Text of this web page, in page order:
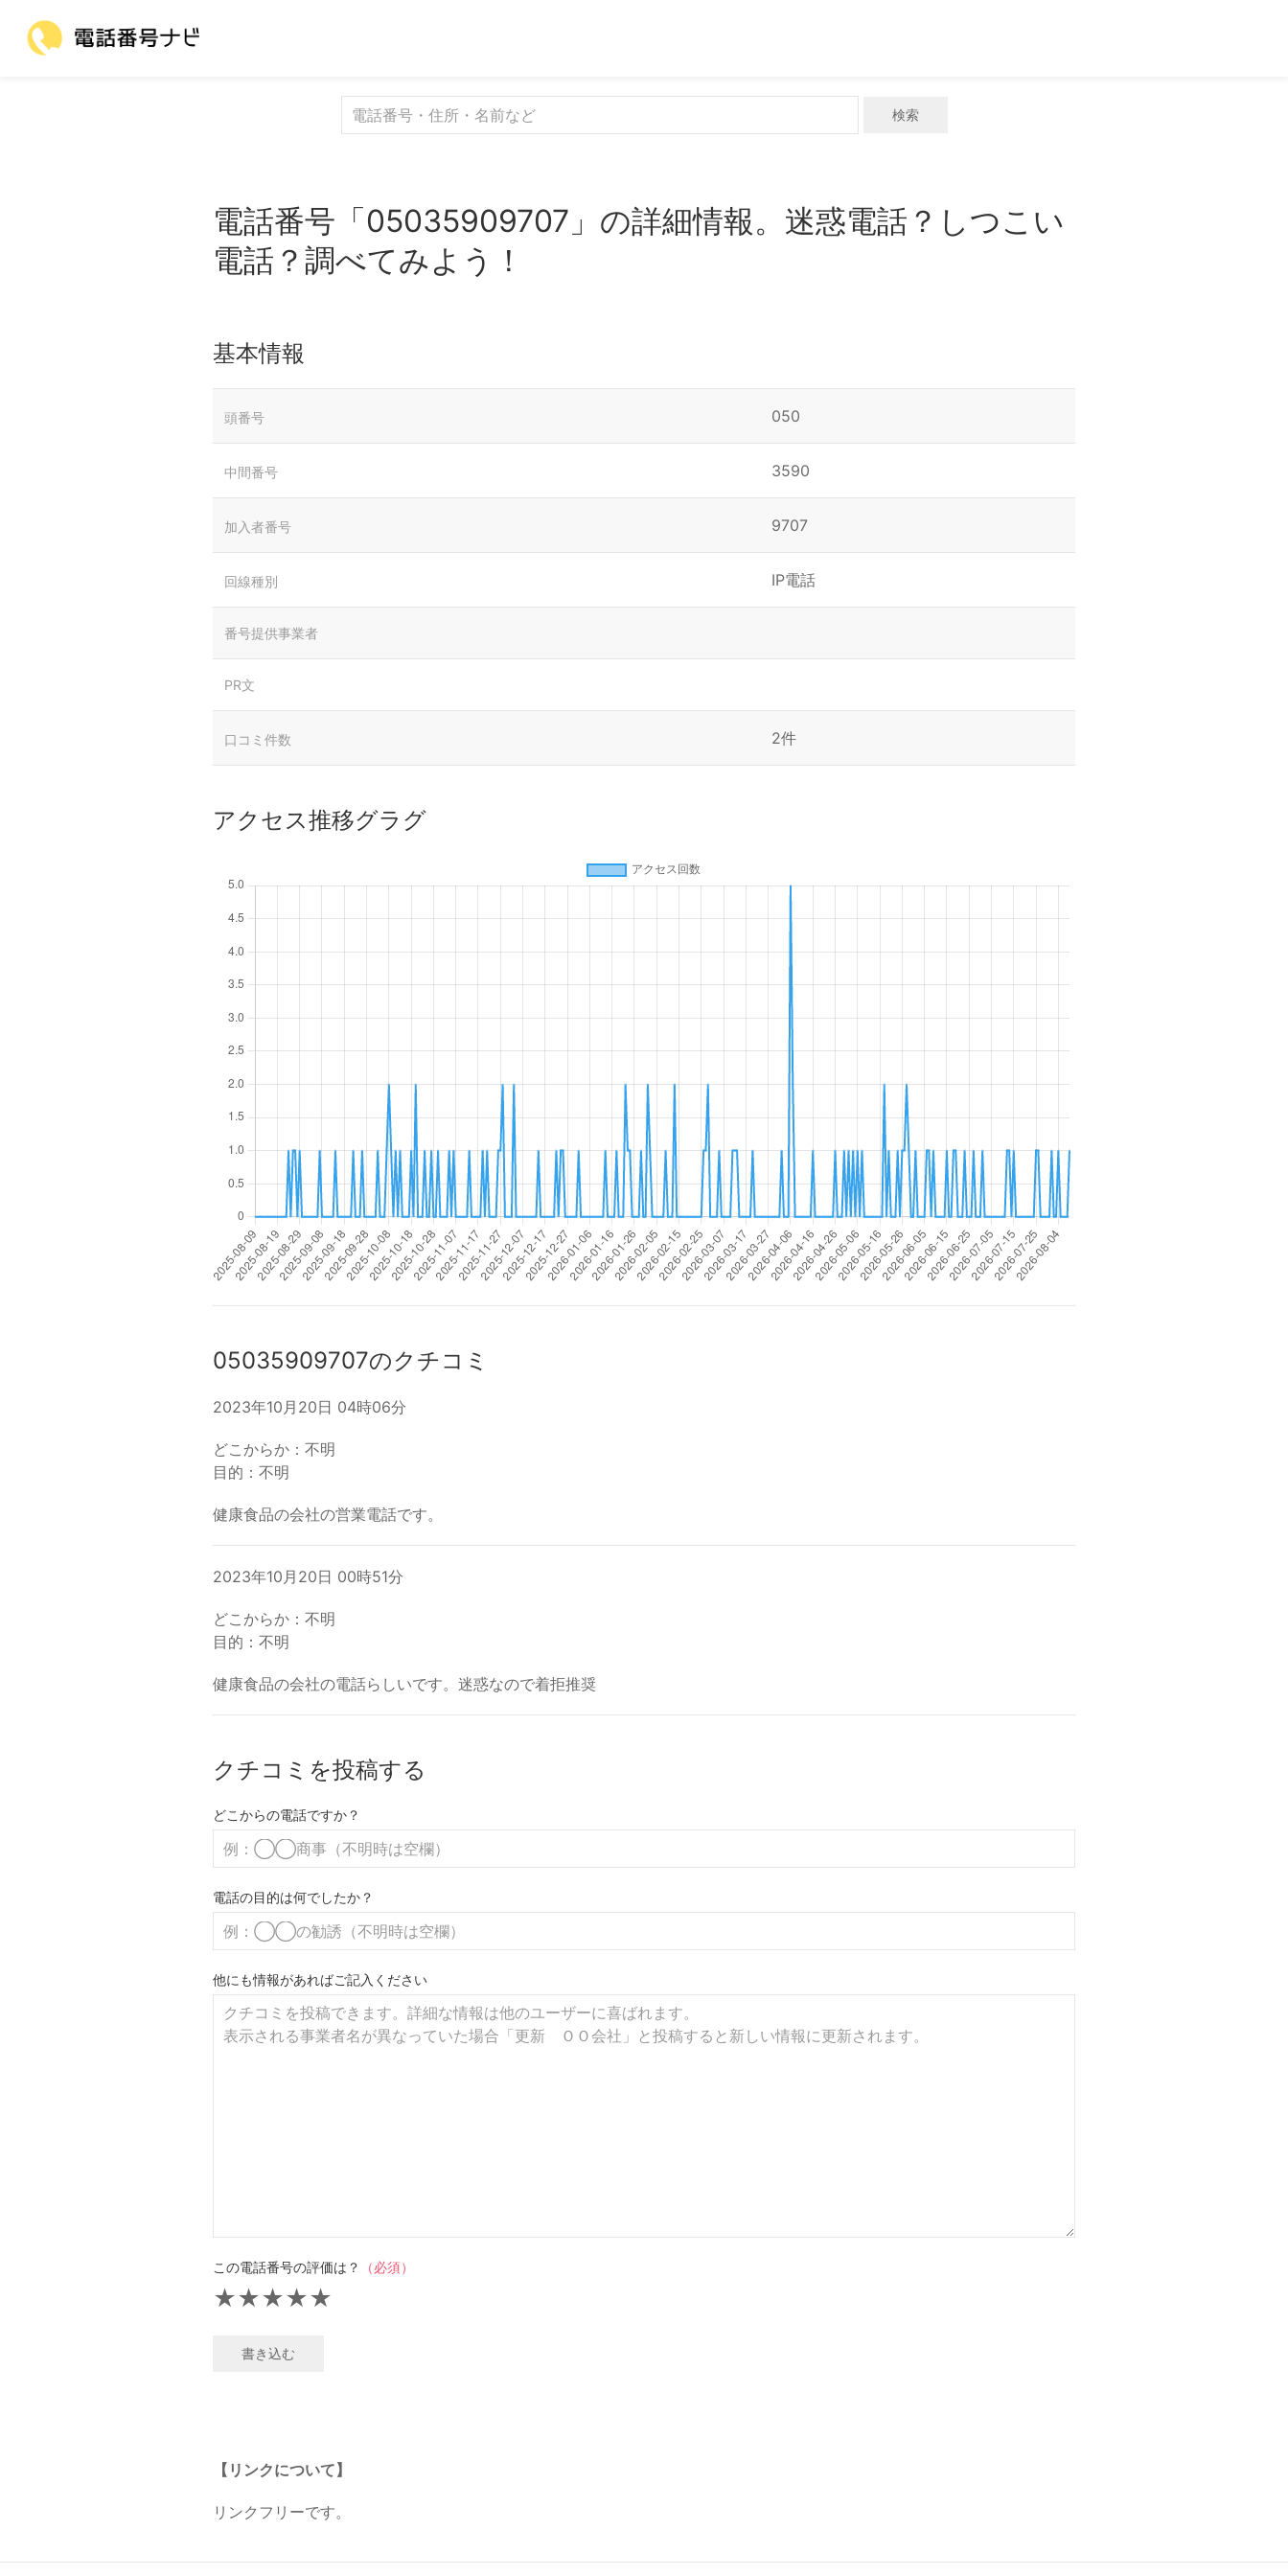
検索
電話番号「05035909707」の詳細情報。迷惑電話？しつこい
電話？調べてみよう！
基本情報
頭番号 050
中間番号 3590
加入者番号 9707
回線種別 IP電話
番号提供事業者
PR文
口コミ件数 2件
アクセス推移グラグ
05035909707のクチコミ
2023年10月20日 04時06分
どこからか：不明
目的：不明
健康食品の会社の営業電話です。
2023年10月20日 00時51分
どこからか：不明
目的：不明
健康食品の会社の電話らしいです。迷惑なので着拒推奨
クチコミを投稿する
どこからの電話ですか？
電話の目的は何でしたか？
他にも情報があればご記入ください
この電話番号の評価は？ （必須）
★
★
★
★
★
書き込む
【リンクについて】
リンクフリーです。